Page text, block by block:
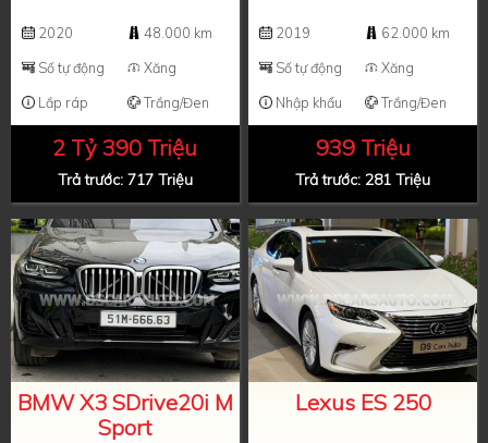
2020
48.000 km
Số tự động
Xăng
Lắp ráp
Trắng/Đen
2 Tỷ 390 Triệu
Trả trước: 717 Triệu
2019
62.000 km
Số tự động
Xăng
Nhập khẩu
Trắng/Đen
939 Triệu
Trả trước: 281 Triệu
BMW X3 SDrive20i M
Sport
Lexus ES 250